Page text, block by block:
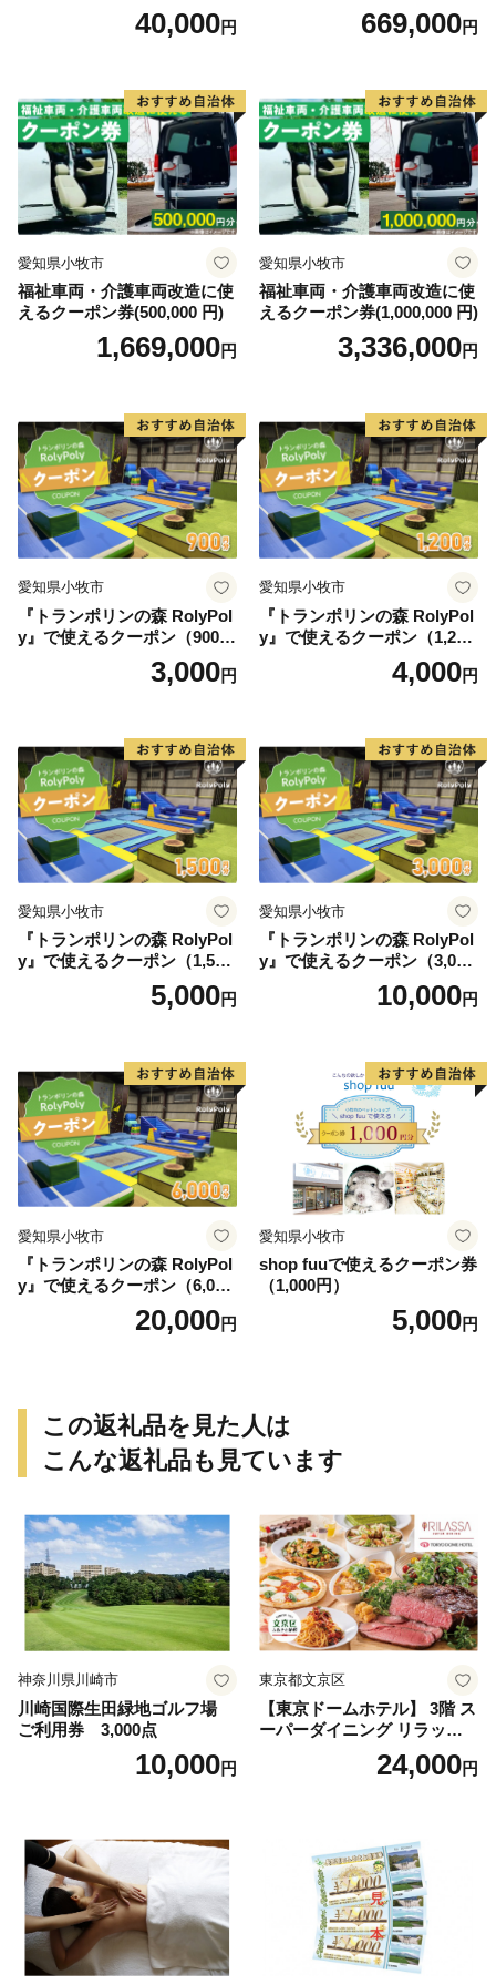
40,000円 669,000円
愛知県小牧市
福祉車両・介護車両改造に使
えるクーポン券(500,000 円)
1,669,000円
愛知県小牧市
福祉車両・介護車両改造に使
えるクーポン券(1,000,000 円)
3,336,000円
愛知県小牧市
『トランポリンの森 RolyPol
y』で使えるクーポン（900
3,000円
愛知県小牧市
『トランポリンの森 RolyPol
y』で使えるクーポン（1,200
4,000円
愛知県小牧市
『トランポリンの森 RolyPol
y』で使えるクーポン（1,500
5,000円
愛知県小牧市
『トランポリンの森 RolyPol
y』で使えるクーポン（3,000
10,000円
愛知県小牧市
『トランポリンの森 RolyPol
y』で使えるクーポン（6,000
20,000円
愛知県小牧市
shop fuuで使えるクーポン券
（1,000円）
5,000円
この返礼品を見た人は
こんな返礼品も見ています
神奈川県川崎市
川崎国際生田緑地ゴルフ場
ご利用券 3,000点
10,000円
東京都文京区
【東京ドームホテル】 3階 ス
ーパーダイニング リラッサ
ランチブッフェ お食事券 大
人1名様分 関東 東京 ご利用
24,000円